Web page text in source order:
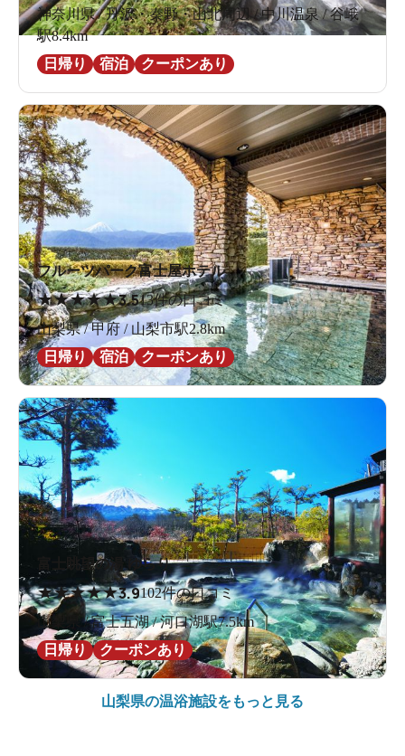
神奈川県 / 丹沢・秦野・山北周辺 / 中川温泉 / 谷峨
駅8.4km
日帰り
宿泊 クーポンあり
フルーツパーク富士屋ホテル
★★★★★3.513件の口コミ
山梨県 / 甲府 / 山梨市駅2.8km
日帰り
宿泊 クーポンあり
富士眺望の湯 ゆらり
★★★★★3.9102件の口コミ
山梨県 / 富士五湖 / 河口湖駅7.5km
日帰り
クーポンあり
山梨県の温浴施設をもっと見る